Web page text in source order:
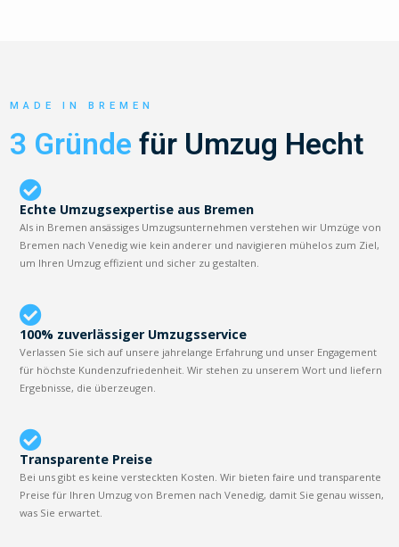
MADE IN BREMEN
3 Gründe für Umzug Hecht
Echte Umzugsexpertise aus Bremen
Als in Bremen ansässiges Umzugsunternehmen verstehen wir Umzüge von
Bremen nach Venedig wie kein anderer und navigieren mühelos zum Ziel,
um Ihren Umzug effizient und sicher zu gestalten.
100% zuverlässiger Umzugsservice
Verlassen Sie sich auf unsere jahrelange Erfahrung und unser Engagement
für höchste Kundenzufriedenheit. Wir stehen zu unserem Wort und liefern
Ergebnisse, die überzeugen.
Transparente Preise
Bei uns gibt es keine versteckten Kosten. Wir bieten faire und transparente
Preise für Ihren Umzug von Bremen nach Venedig, damit Sie genau wissen,
was Sie erwartet.